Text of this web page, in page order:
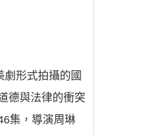
劇形式拍攝的國
德與法律的衝突
集，導演周琳